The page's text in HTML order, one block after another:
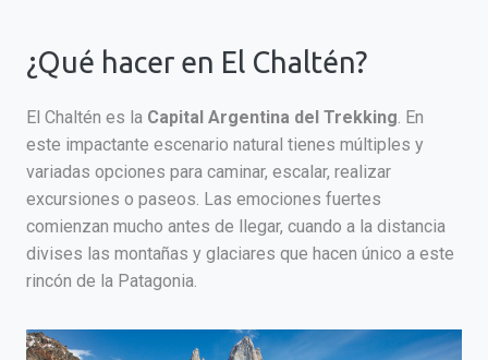
¿Qué hacer en El Chaltén?
El Chaltén es la Capital Argentina del Trekking . En
este impactante escenario natural tienes múltiples y
variadas opciones para caminar, escalar, realizar
excursiones o paseos. Las emociones fuertes
comienzan mucho antes de llegar, cuando a la distancia
divises las montañas y glaciares que hacen único a este
rincón de la Patagonia.